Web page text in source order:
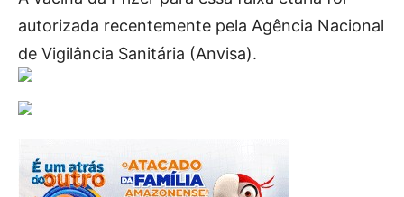
autorizada recentemente pela Agência Nacional
de Vigilância Sanitária (Anvisa).